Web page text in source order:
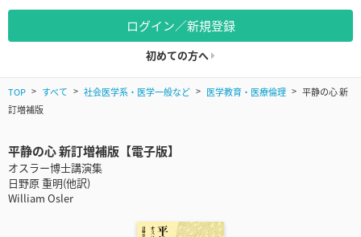
ログイン／新規登録
初めての方へ
TOP すべて 社会医学系・医学一般など 医学教育・医療倫理
平静の心 新
訂増補版
平静の心 新訂増補版【電子版】
オスラー博士講演集
日野原 重明(他訳)
William Osler